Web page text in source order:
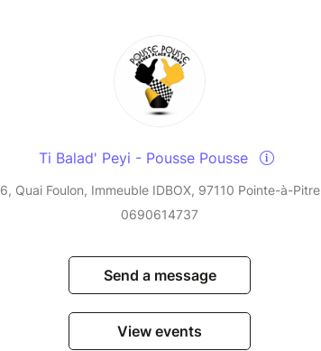
Ti Balad' Peyi - Pousse Pousse
6, Quai Foulon, Immeuble IDBOX, 97110 Pointe-à-Pitre
0690614737
Send a message
View events